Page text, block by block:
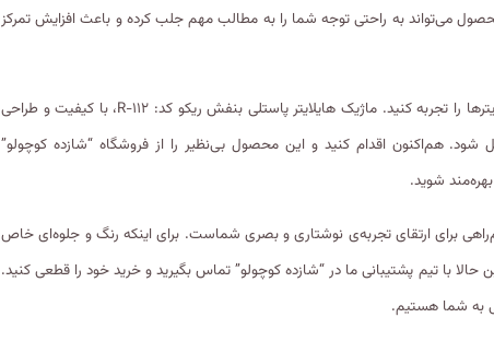
می‌تواند به راحتی توجه شما را به مطالب مهم جلب کرده و باعث افزایش تمرکز
هیجان خرید یکی از بهترین محصولات در دسته ماژیک هایلایترها را تجربه کنید. ماژیک هایلایتر پاستلی بنفش ریکو کد: R-۱۱۲، با کیفیت و طراحی
شود. هم‌اکنون اقدام کنید و این محصول بی‌نظیر را از فروشگاه “شازده کوچولو”
شوید.
هم‌راهی برای ارتقای تجربه‌ی نوشتاری و بصری شماست. برای اینکه رنگ و جلوه‌ای خاص
حالا با تیم پشتیبانی ما در “شازده کوچولو” تماس بگیرید و خرید خود را قطعی کنید.
به شما هستیم.